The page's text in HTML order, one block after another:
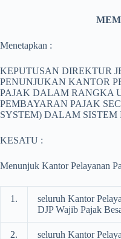
Menetapkan :
KEPUTUSAN DIREKTUR
PENUNJUKAN KANTOR
PAJAK DALAM RANGKA
PEMBAYARAN PAJAK
SYSTEM) DALAM
KESATU :
Menunjuk Kantor Pelayanan
1.
seluruh Kantor
DJP Wajib Pajak
2.
seluruh Kantor